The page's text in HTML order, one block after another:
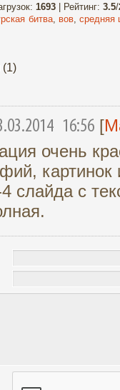
: 1693 | Рейтинг: 3.5/
битва, вов,средняя
(1)
16:56 [
очень
слайда с